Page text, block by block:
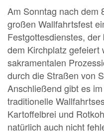
Am Sonntag nach dem
großen Wallfahrtsfest
Festgottesdienstes,
dem Kirchplatz gefeiert
sakramentalen
durch die Straßen von
Anschließend gibt es
traditionelle
Kartoffelbrei und
natürlich auch nicht